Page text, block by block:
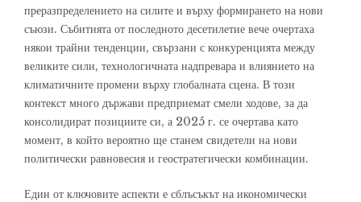
преразпределението на силите и върху формирането на нови
съюзи. Събитията от последното десетилетие вече очертаха
някои трайни тенденции, свързани с конкуренцията между
великите сили, технологичната надпревара и влиянието на
климатичните промени върху глобалната сцена. В този
контекст много държави предприемат смели ходове, за да
консолидират позициите си, а 2025 г. се очертава като
момент, в който вероятно ще станем свидетели на нови
политически равновесия и геостратегически комбинации.
Един от ключовите аспекти е сблъсъкът на икономически